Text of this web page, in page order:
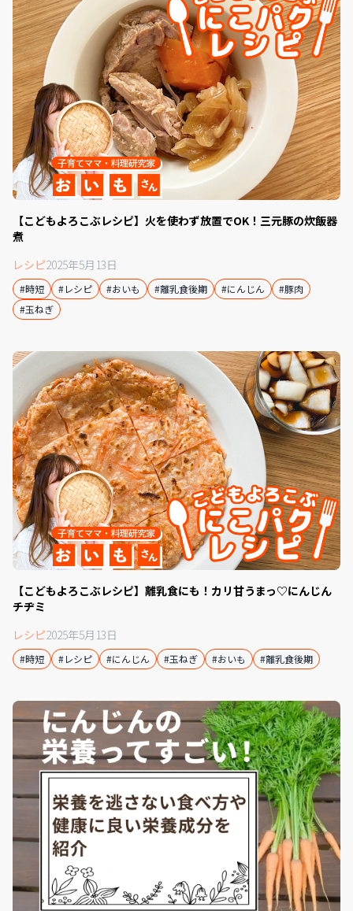
【こどもよろこぶレシピ】火を使わず放置でOK！三元豚の炊飯器
煮
レシピ2025年5月13日
#時短 #レシピ #おいも #離乳食後期 #にんじん
#豚肉
#玉ねぎ
【こどもよろこぶレシピ】離乳食にも！カリ甘うまっ♡にんじん
チヂミ
レシピ2025年5月13日
#時短 #レシピ #にんじん #玉ねぎ #おいも #離乳食後期